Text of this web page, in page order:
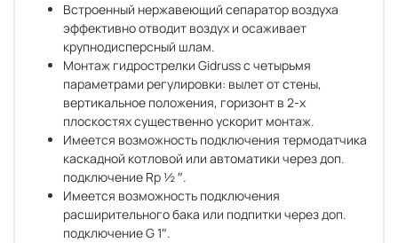
Встроенный нержавеющий сепаратор воздуха
эффективно отводит воздух и осаживает
крупнодисперсный шлам.
Монтаж гидрострелки Gidruss c четырьмя
параметрами регулировки: вылет от стены,
вертикальное положения, горизонт в 2-х
плоскостях существенно ускорит монтаж.
Имеется возможность подключения термодатчика
каскадной котловой или автоматики через доп.
подключение Rp ½ ″.
Имеется возможность подключения
расширительного бака или подпитки через доп.
подключение G 1″.